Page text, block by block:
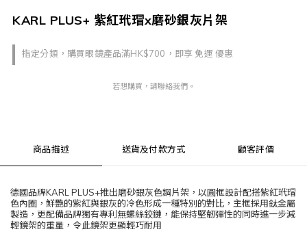
KARL PLUS+ 紫紅玳瑁x磨砂銀灰片架
指定分類，購買眼鏡產品滿HK$700，即享 免運 優惠
若想購買，請聯絡我們。
商品描述 送貨及付款方式 顧客評價
德國品牌KARL PLUS+推出磨砂銀灰色鋼片架，以圓框設計配搭紫紅玳瑁
色內圈，鮮艷的紫紅與銀灰的冷色形成一種特別的對比，主框採用鈦金屬
製造，更配備品牌獨有專利無螺絲鉸鏈，能保持堅韌彈性的同時進一步減
輕鏡架的重量，令此鏡架更顯輕巧耐用